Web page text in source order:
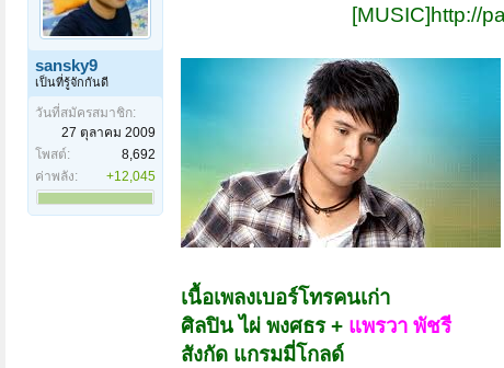
sansky9
เป็นที่รู้จักกันดี
วันที่สมัครสมาชิก:
27 ตุลาคม 2009
โพสต์:
8,692
ค่าพลัง:
+12,045
[MUSIC]http://
เนื้อเพลงเบอร์โทรคนเก่า
ศิลปิน ไผ่ พงศธร + แพรวา พัชรี
สังกัด แกรมมี่โกลด์